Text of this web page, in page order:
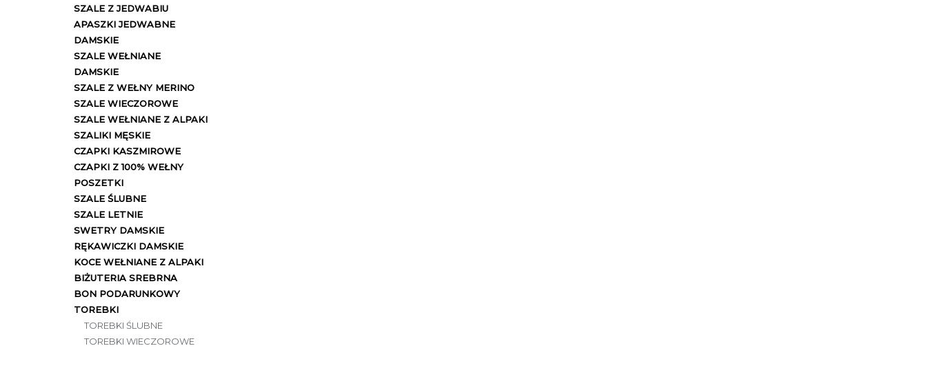
SZALE Z JEDWABIU
APASZKI JEDWABNE
DAMSKIE
SZALE WEŁNIANE
DAMSKIE
SZALE Z WEŁNY MERINO
SZALE WIECZOROWE
SZALE WEŁNIANE Z ALPAKI
SZALIKI MĘSKIE
CZAPKI KASZMIROWE
CZAPKI Z 100% WEŁNY
POSZETKI
SZALE ŚLUBNE
SZALE LETNIE
SWETRY DAMSKIE
RĘKAWICZKI DAMSKIE
KOCE WEŁNIANE Z ALPAKI
BIŻUTERIA SREBRNA
BON PODARUNKOWY
TOREBKI
TOREBKI ŚLUBNE
TOREBKI WIECZOROWE